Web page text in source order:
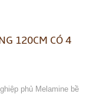
120CM CÓ 4
phủ Melamine bề